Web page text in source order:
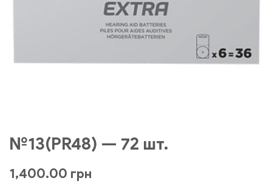
№13(PR48) — 72 шт.
1,400.00 грн